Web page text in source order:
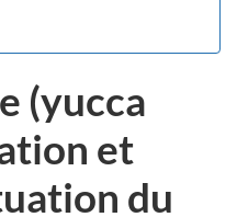
(yucca
et
du